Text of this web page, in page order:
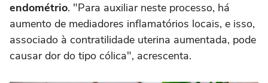
endométrio. "Para auxiliar neste processo, há
aumento de mediadores inflamatórios locais, e isso,
associado à contratilidade uterina aumentada, pode
causar dor do tipo cólica", acrescenta.